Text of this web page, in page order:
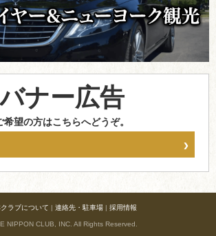
バナー広告
希望の方はこちらへどうぞ。
›
ラブについて | 連絡先・駐車場 | 採用情報
NIPPON CLUB, INC. All Rights Reserved.